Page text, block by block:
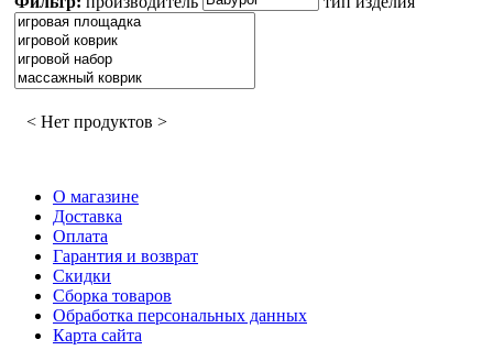
< Нет продуктов >
О магазине
Доставка
Оплата
Гарантия и возврат
Скидки
Сборка товаров
Обработка персональных данных
Карта сайта